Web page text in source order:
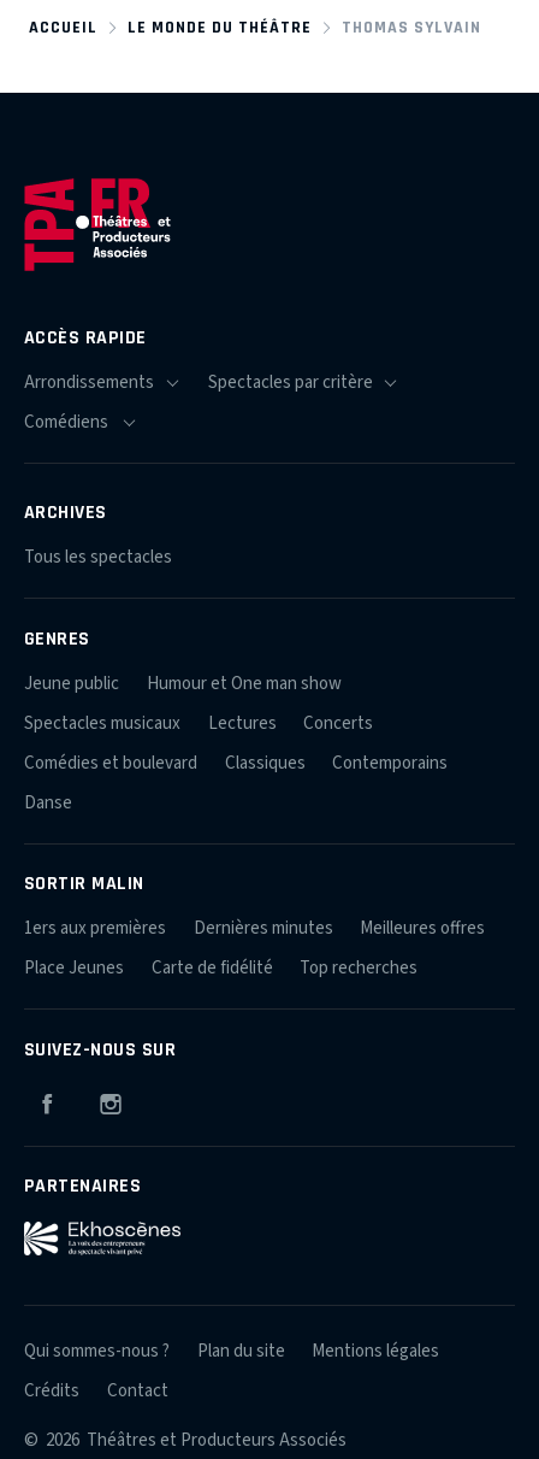
ACCUEIL LE MONDE DU THÉÂTRE THOMAS SYLVAIN
ACCÈS RAPIDE
ARCHIVES
Tous les spectacles
GENRES
Jeune public
Humour et One man show
Spectacles musicaux
Lectures
Concerts
Comédies et boulevard
Classiques
Contemporains
Danse
SORTIR MALIN
1ers aux premières Dernières minutes
Meilleures offres
Place Jeunes
Carte de fidélité Top recherches
SUIVEZ-NOUS SUR
Facebook
PARTENAIRES
© 2026 Théâtres et Producteurs Associés
Qui sommes-nous ? Plan du site
Mentions légales
Crédits
Contact